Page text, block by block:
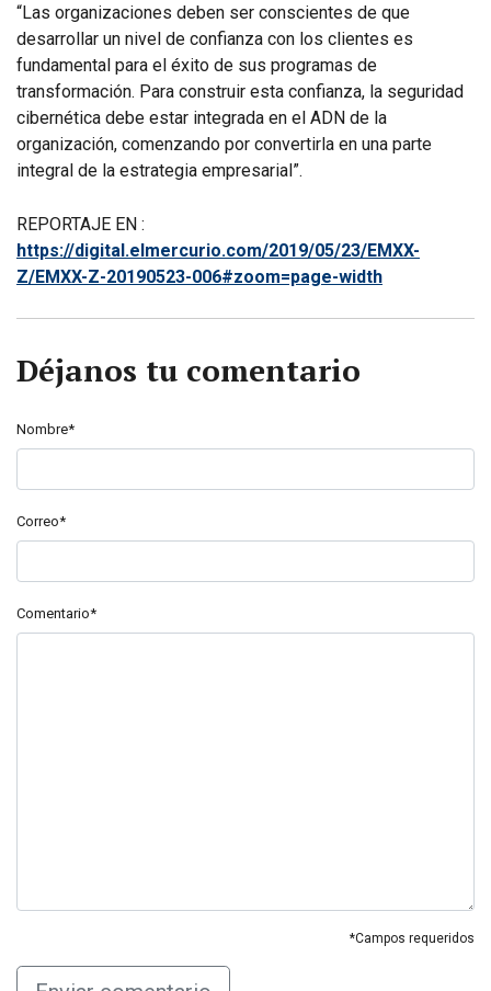
“Las organizaciones deben ser conscientes de que
desarrollar un nivel de confianza con los clientes es
fundamental para el éxito de sus programas de
transformación. Para construir esta confianza, la seguridad
cibernética debe estar integrada en el ADN de la
organización, comenzando por convertirla en una parte
integral de la estrategia empresarial”.
REPORTAJE EN :
https://digital.elmercurio.com/2019/05/23/EMXX-
Z/EMXX-Z-20190523-006#zoom=page-width
Déjanos tu comentario
Nombre*
Correo*
Comentario*
*Campos requeridos